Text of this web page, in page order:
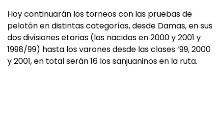
Hoy continuarán los torneos con las pruebas de
pelotón en distintas categorías, desde Damas, en sus
dos divisiones etarias (las nacidas en 2000 y 2001 y
1998/99) hasta los varones desde las clases ‘99, 2000
y 2001, en total serán 16 los sanjuaninos en la ruta.